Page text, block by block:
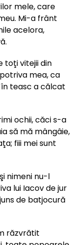
mele, care
Mi-a frânt
acelora,
toţi vitejii din
mea, ca
teasc a călcat
ochii, căci s-a
să mă mângâie,
fiii mei sunt
nimeni nu-l
lui Iacov de jur
de batjocură
răzvrătit